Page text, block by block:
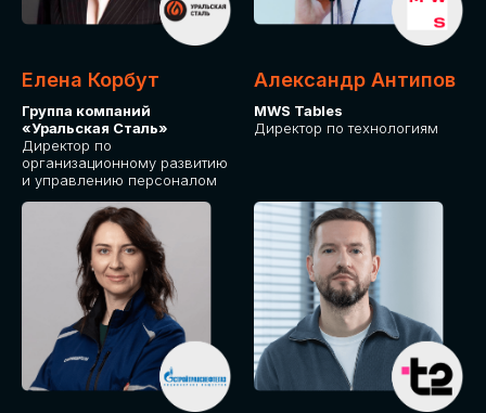
Елена Корбут
Группа компаний
«Уральская Сталь»
Директор по
организационному развитию
и управлению персоналом
Александр Антипов
MWS Tables
Директор по технологиям
Приглашаем стать спикером GLOBAL
TECH FORUM и поделиться своим
опытом и экспертизой. Будем рады
сотрудничеству!
СТАТЬ
СПИКЕРОМ
IT Solutions for Business